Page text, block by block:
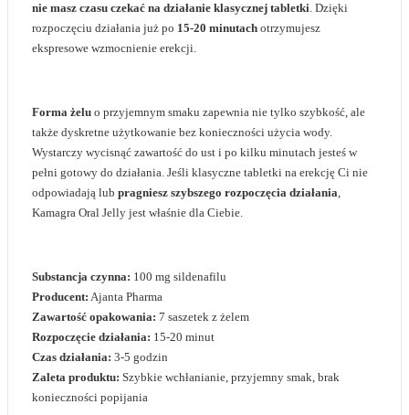
nie masz czasu czekać na działanie klasycznej tabletki. Dzięki
rozpoczęciu działania już po 15-20 minutach otrzymujesz
ekspresowe wzmocnienie erekcji.
Forma żelu o przyjemnym smaku zapewnia nie tylko szybkość, ale
także dyskretne użytkowanie bez konieczności użycia wody.
Wystarczy wycisnąć zawartość do ust i po kilku minutach jesteś w
pełni gotowy do działania. Jeśli klasyczne tabletki na erekcję Ci nie
odpowiadają lub pragniesz szybszego rozpoczęcia działania,
Kamagra Oral Jelly jest właśnie dla Ciebie.
Substancja czynna: 100 mg sildenafilu
Producent: Ajanta Pharma
Zawartość opakowania: 7 saszetek z żelem
Rozpoczęcie działania: 15-20 minut
Czas działania: 3-5 godzin
Zaleta produktu: Szybkie wchłanianie, przyjemny smak, brak
konieczności popijania